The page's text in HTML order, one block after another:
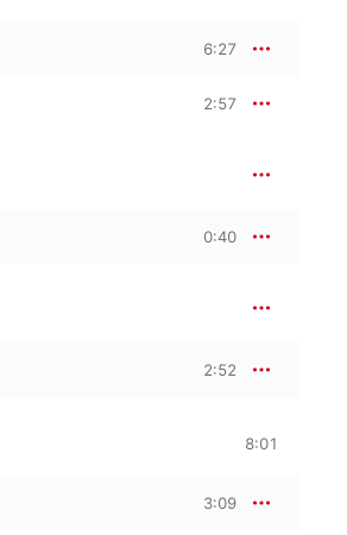
6:27
2:57
0:40
2:52
8:01
3:09